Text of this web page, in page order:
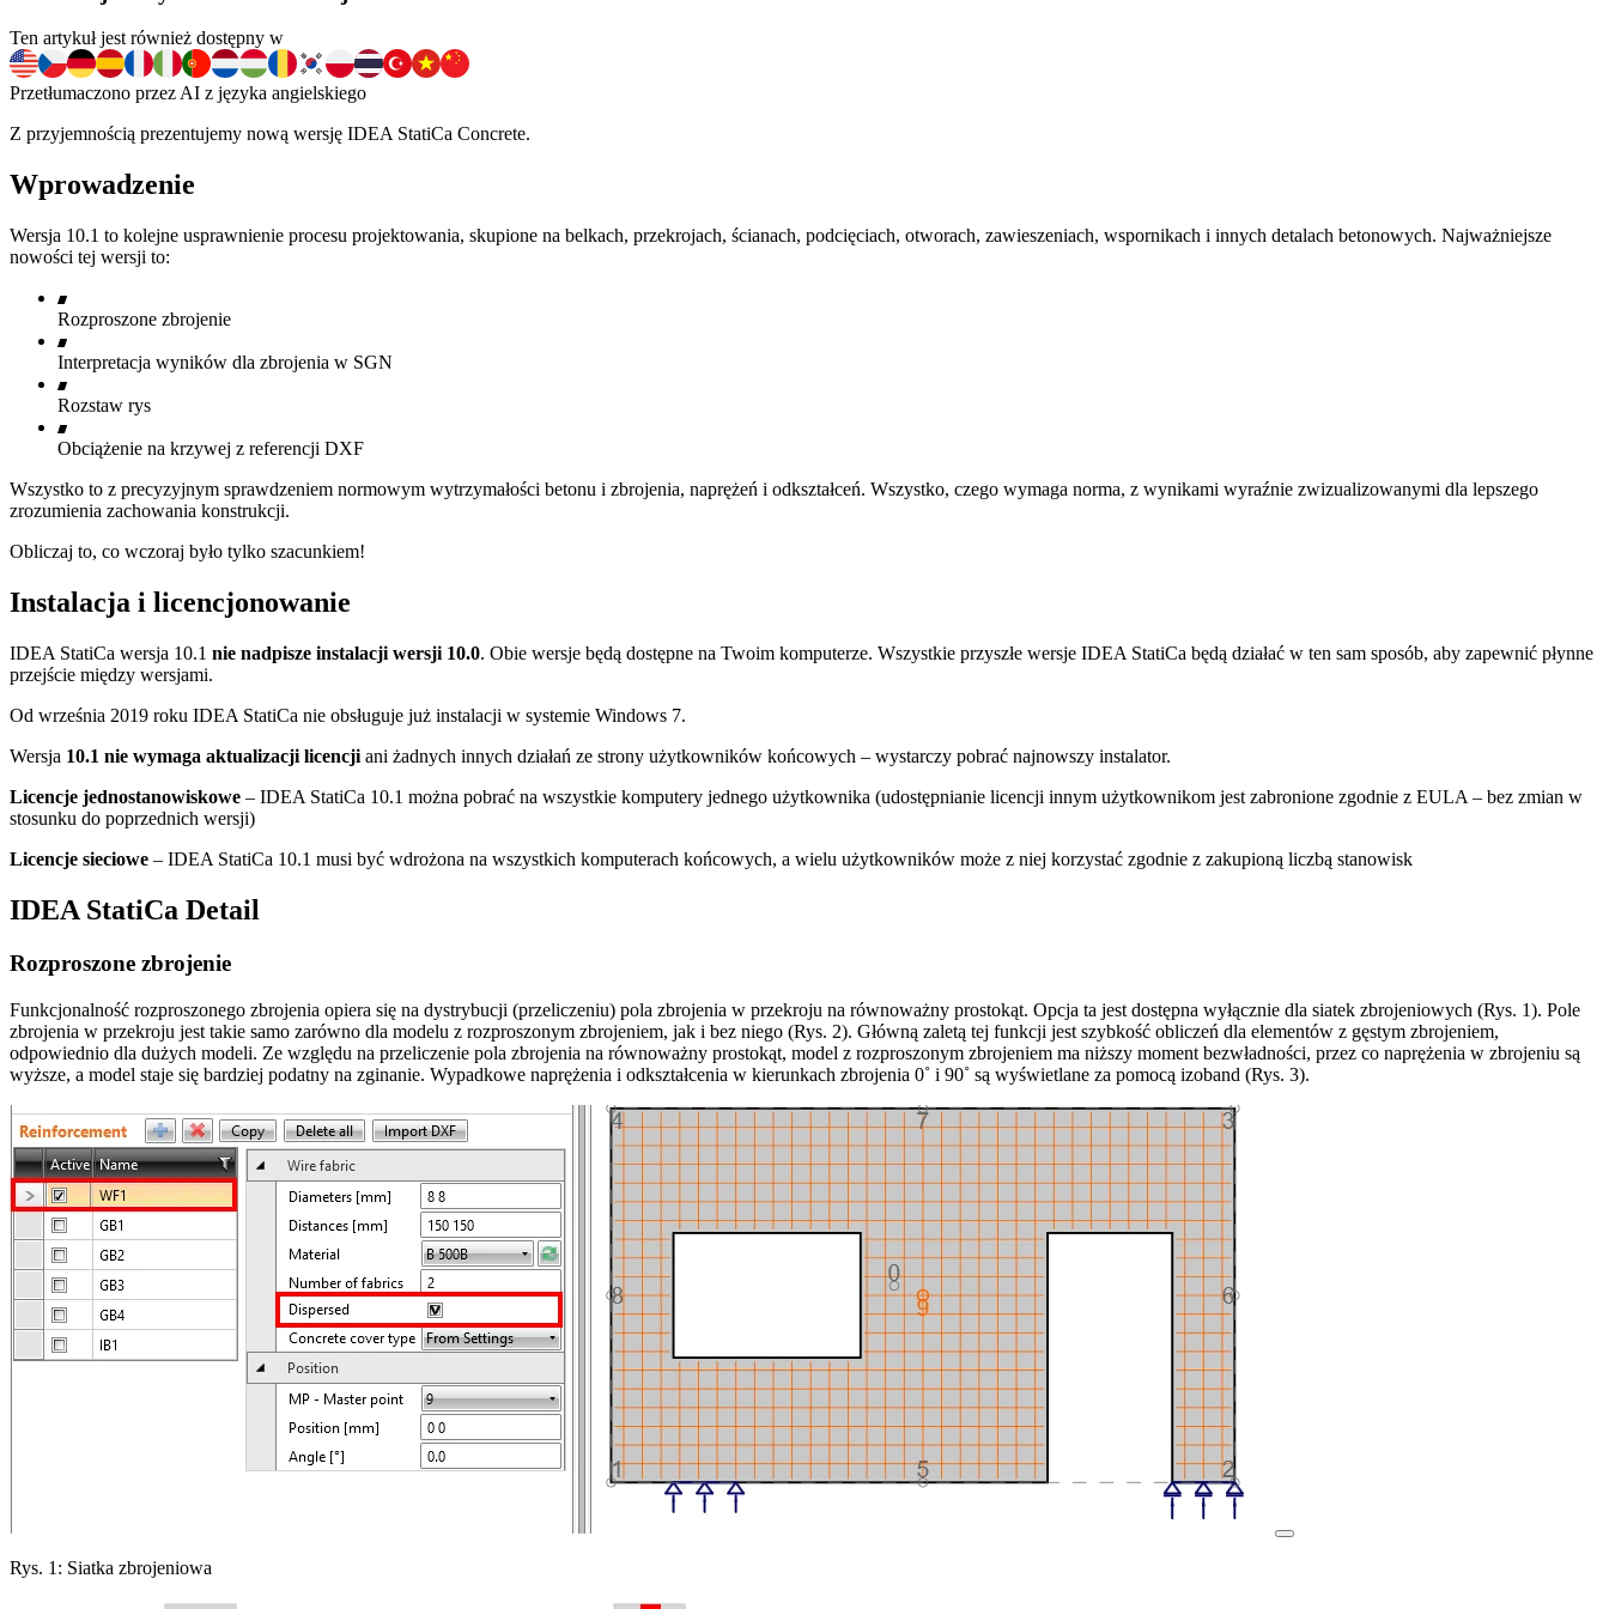
Ten artykuł jest również dostępny w
Przetłumaczono przez AI z języka angielskiego
Z przyjemnością prezentujemy nową wersję IDEA StatiCa Concrete.
Wprowadzenie
Wersja 10.1 to kolejne usprawnienie procesu projektowania, skupione na belkach, przekrojach, ścianach, podcięciach, otworach, zawieszeniach, wspornikach i innych detalach betonowych. Najważniejsze
nowości tej wersji to:
Rozproszone zbrojenie
Interpretacja wyników dla zbrojenia w SGN
Rozstaw rys
Obciążenie na krzywej z referencji DXF
Wszystko to z precyzyjnym sprawdzeniem normowym wytrzymałości betonu i zbrojenia, naprężeń i odkształceń. Wszystko, czego wymaga norma, z wynikami wyraźnie zwizualizowanymi dla lepszego
zrozumienia zachowania konstrukcji.
Obliczaj to, co wczoraj było tylko szacunkiem!
Instalacja i licencjonowanie
IDEA StatiCa wersja 10.1 nie nadpisze instalacji wersji 10.0. Obie wersje będą dostępne na Twoim komputerze. Wszystkie przyszłe wersje IDEA StatiCa będą działać w ten sam sposób, aby zapewnić płynne
przejście między wersjami.
Od września 2019 roku IDEA StatiCa nie obsługuje już instalacji w systemie Windows 7.
Wersja 10.1 nie wymaga aktualizacji licencji ani żadnych innych działań ze strony użytkowników końcowych – wystarczy pobrać najnowszy instalator.
Licencje jednostanowiskowe – IDEA StatiCa 10.1 można pobrać na wszystkie komputery jednego użytkownika (udostępnianie licencji innym użytkownikom jest zabronione zgodnie z EULA – bez zmian w
stosunku do poprzednich wersji)
Licencje sieciowe – IDEA StatiCa 10.1 musi być wdrożona na wszystkich komputerach końcowych, a wielu użytkowników może z niej korzystać zgodnie z zakupioną liczbą stanowisk
IDEA StatiCa Detail
Rozproszone zbrojenie
Funkcjonalność rozproszonego zbrojenia opiera się na dystrybucji (przeliczeniu) pola zbrojenia w przekroju na równoważny prostokąt. Opcja ta jest dostępna wyłącznie dla siatek zbrojeniowych (Rys. 1). Pole
zbrojenia w przekroju jest takie samo zarówno dla modelu z rozproszonym zbrojeniem, jak i bez niego (Rys. 2). Główną zaletą tej funkcji jest szybkość obliczeń dla elementów z gęstym zbrojeniem,
odpowiednio dla dużych modeli. Ze względu na przeliczenie pola zbrojenia na równoważny prostokąt, model z rozproszonym zbrojeniem ma niższy moment bezwładności, przez co naprężenia w zbrojeniu są
wyższe, a model staje się bardziej podatny na zginanie. Wypadkowe naprężenia i odkształcenia w kierunkach zbrojenia 0˚ i 90˚ są wyświetlane za pomocą izoband (Rys. 3).
Rys. 1: Siatka zbrojeniowa